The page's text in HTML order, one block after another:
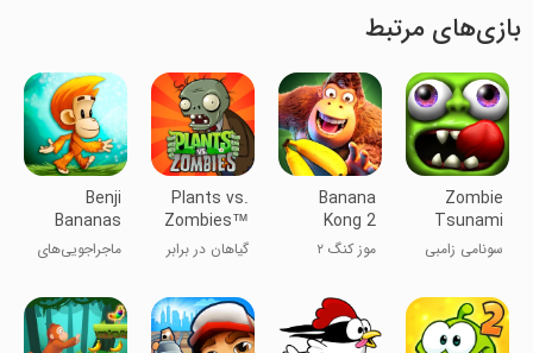
بازی‌های مرتبط
Zombie
Tsunami
سونامی زامبی
Banana
Kong 2
موز کنگ ۲
Plants vs.
Zombies™
گیاهان در برابر
Benji
Bananas
Adventures
ماجراجویی‌های